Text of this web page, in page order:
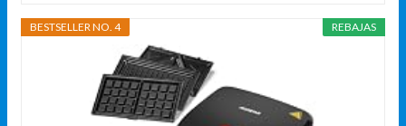
REBAJAS
BESTSELLER NO. 4